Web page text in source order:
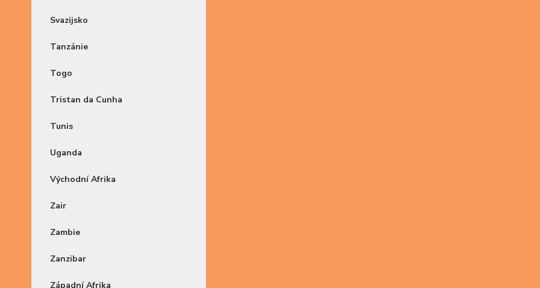
Svazijsko
Tanzánie
Togo
Tristan da Cunha
Tunis
Uganda
Východní Afrika
Zair
Zambie
Zanzibar
Západní Afrika